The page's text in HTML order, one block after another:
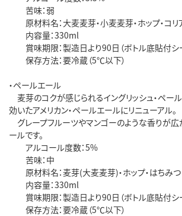
苦味：弱
原材料名：大麦麦芽・小麦麦芽・ホップ・コリ
内容量：330ml
賞味期限：製造日より90日（ボトル底貼付シ
保存方法：要冷蔵（5℃以下）
・ペールエール
麦芽のコクが感じられるイングリッシュ・ペー
効いたアメリカン・ペールエールにリニューアル。
グレープフルーツやマンゴーのような香りが広
ールです。
アルコール度数：5%
苦味：中
原材料名：麦芽(大麦麦芽)・ホップ・はちみつ
内容量：330ml
賞味期限：製造日より90日（ボトル底貼付シ
保存方法：要冷蔵（5℃以下）